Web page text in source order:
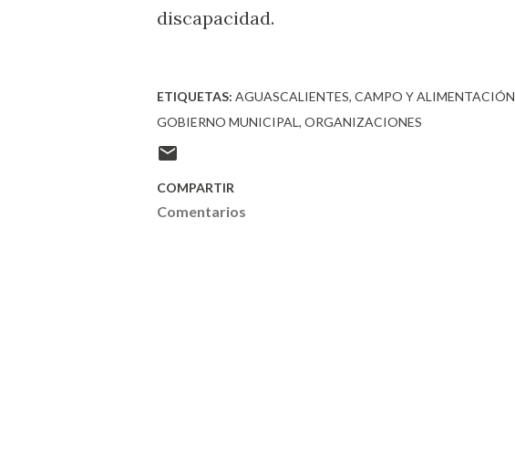
discapacidad.
ETIQUETAS: AGUASCALIENTES CAMPO Y ALIMENTACIÓN
GOBIERNO MUNICIPAL ORGANIZACIONES
COMPARTIR
Comentarios